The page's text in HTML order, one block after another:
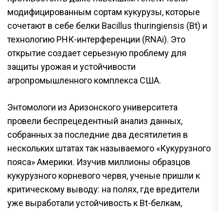
модифицированным сортам кукурузы, которые
сочетают в себе белки Bacillus thuringiensis (Bt) и
технологию РНК-интерференции (RNAi). Это
открытие создает серьезную проблему для
защиты урожая и устойчивости
агропромышленного комплекса США.
Энтомологи из Аризонского университета
провели беспрецедентный анализ данных,
собранных за последние два десятилетия в
нескольких штатах так называемого «Кукурузного
пояса» Америки. Изучив миллионы образцов
кукурузного корневого червя, ученые пришли к
критическому выводу: на полях, где вредители
уже выработали устойчивость к Bt-белкам,